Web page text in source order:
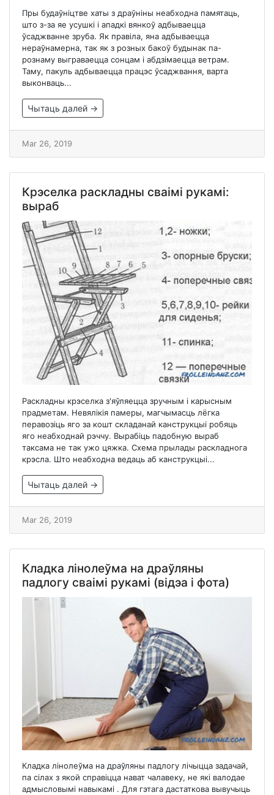
Пры будаўніцтве хаты з драўніны неабходна памятаць,
што з-за яе усушкі і ападкі вянкоў адбываецца
ўсаджванне зруба. Як правіла, яна адбываецца
нераўнамерна, так як з розных бакоў будынак па-
рознаму выграваецца сонцам і абдзімаецца ветрам.
Таму, пакуль адбываецца працэс ўсаджвання, варта
выконваць...
Чытаць далей →
Mar 26, 2019
Крэселка раскладны сваімі рукамі:
выраб
Раскладны крэселка з'яўляецца зручным і карысным
прадметам. Невялікія памеры, магчымасць лёгка
перавозіць яго за кошт складанай канструкцыі робяць
яго неабходнай рэччу. Вырабіць падобную выраб
таксама не так ужо цяжка. Схема прылады раскладнога
крэсла. Што неабходна ведаць аб канструкцыі...
Чытаць далей →
Mar 26, 2019
Кладка лінолеўма на драўляны
падлогу сваімі рукамі (відэа і фота)
Кладка лінолеўма на драўляны падлогу лічыцца задачай,
па сілах з якой справіцца нават чалавеку, не які валодае
адмысловымі навыкамі . Для гэтага дастаткова вывучыць